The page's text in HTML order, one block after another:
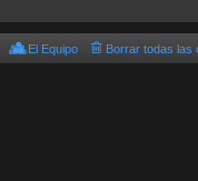
Borrar todas las
El Equipo